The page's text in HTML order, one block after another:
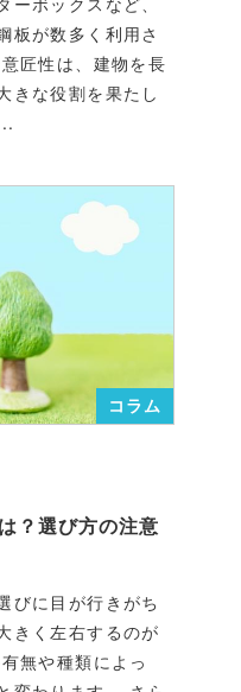
ーボックスなど、
板が数多く利用さ
匠性は、建物を長
きな役割を果たし
コラム
？選び方の注意
びに目が行きがち
きく左右するのが
無や種類によっ